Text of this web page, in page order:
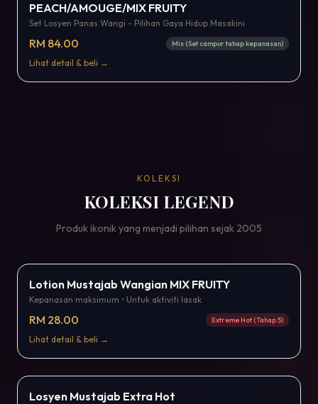
PEACH/AMOUGE/MIX FRUITY
Set Losyen Panas Wangi - Pilihan Gaya Hidup Masakini
RM 84.00 Mix (Set campur tahap kepanasan)
Lihat detail & beli →
KOLEKSI
KOLEKSI LEGEND
Produk ikonik yang menjadi pilihan sejak 2005
Terbaru
Lotion Mustajab Wangian MIX FRUITY
Kepanasan maksimum • Untuk aktiviti lasak
RM 28.00 Extreme Hot (Tahap 5)
Lihat detail & beli →
Best Seller
Losyen Mustajab Extra Hot